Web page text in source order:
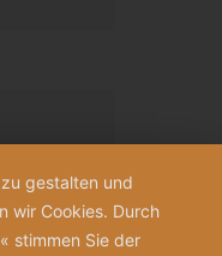
gestalten und
wir Cookies. Durch
stimmen Sie der